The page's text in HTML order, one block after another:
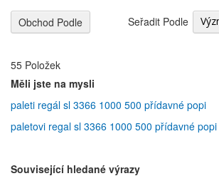
55 Položek
Seřadit Podle
Měli jste na mysli
paleti regál sl 3366 1000 500 přídavné popi
paletovi regal sl 3366 1000 500 přídavné popi
Související hledané výrazy
Obchod Podle